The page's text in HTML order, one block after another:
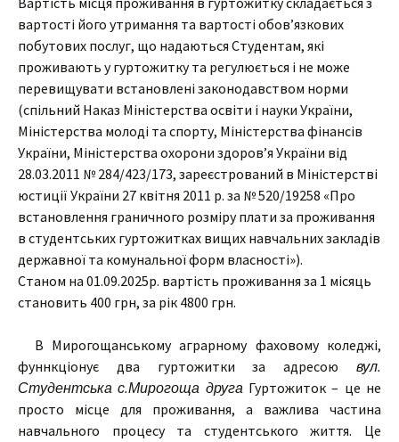
вартості його утримання та вартості обов’язкових
побутових послуг, що надаються Студентам, які
проживають у гуртожитку та регулюється і не може
перевищувати встановлені законодавством норми
(спільний Наказ Міністерства освіти і науки України,
Міністерства молоді та спорту, Міністерства фінансів
України, Міністерства охорони здоров’я України від
28.03.2011 № 284/423/173, зареєстрований в Міністерстві
юстиції України 27 квітня 2011 р. за № 520/19258 «Про
встановлення граничного розміру плати за проживання
в студентських гуртожитках вищих навчальних закладів
державної та комунальної форм власності»).
Станом на 01.09.2025р. вартість проживання за 1 місяць
становить 400 грн, за рік 4800 грн.
В Мирогощанському аграрному фаховому коледжі,
фуннкціонує два гуртожитки за адресою вул.
Студентська с.Мирогоща друга Гуртожиток – це не
просто місце для проживання, а важлива частина
навчального процесу та студентського життя. Це